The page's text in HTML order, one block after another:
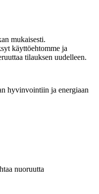
mukaisesti.
käyttöehtomme ja
tilauksen uudelleen.
hyvinvointiin ja energiaan
nuoruutta